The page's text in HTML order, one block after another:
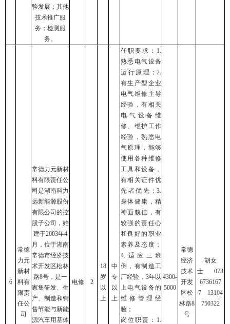
验发展；其他
技术推广服
务；检测服
务。
6
常德
力元
新材
料有
限责
任公
司
常德力元新材
料有限责任公
司是湖南科力
远新能源股份
有限公司的控
股子公司，始
建于2003年4
月，位于湖南
常德市经济技
术开发区松林
路8号，是一
家集研发、生
产、制造和销
售节能与新能
源汽车用基体
电修 2
18
岁
以
上
中
专
以
上
任职要求：1.
熟悉电气设备
运行原理；2.
有生产型企业
电气维修主导
经验，有相关
电气设备维
修、维护工作
经验，熟悉电
气原理，能够
使用各种维修
工具和设备，
有相关证件优
先者优先；3.
身体健康，精
神面貌佳，有
较强的责任心
和良好的职业
素养及态度；
4.适应三班
倒，有制造工
厂经验，3年以
上电气设备的
维修管理经
验；
岗位职责：1.
4300-
5000
常德
经济
技术
开发
区松
林路8
号
胡女
士 073
6736167
7 13104
750322